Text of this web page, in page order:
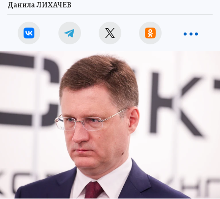
Данила ЛИХАЧЕВ